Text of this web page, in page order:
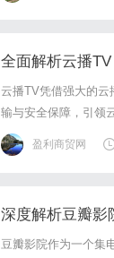
全面解析云播
云播TV凭借强大的云
输与安全保障，引领
盈利商贸网
深度解析豆瓣影
豆瓣影院作为一个集